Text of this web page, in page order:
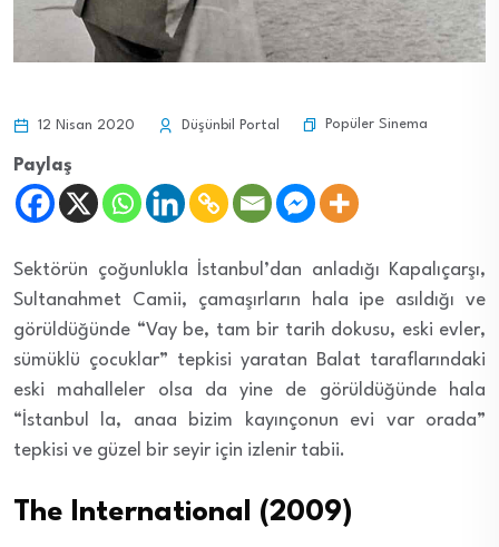
12 Nisan 2020 Düşünbil Portal Popüler Sinema
Paylaş
Sektörün çoğunlukla İstanbul’dan anladığı Kapalıçarşı,
Sultanahmet Camii, çamaşırların hala ipe asıldığı ve
görüldüğünde “Vay be, tam bir tarih dokusu, eski evler,
sümüklü çocuklar” tepkisi yaratan Balat taraflarındaki
eski mahalleler olsa da yine de görüldüğünde hala
“İstanbul la, anaa bizim kayınçonun evi var orada”
tepkisi ve güzel bir seyir için izlenir tabii.
The International (2009)